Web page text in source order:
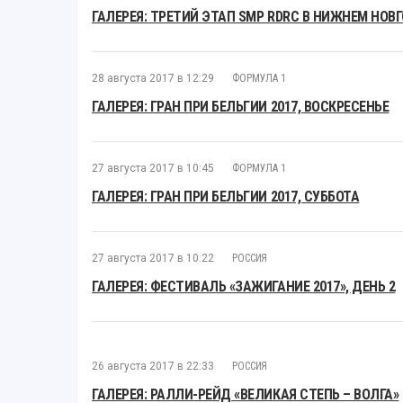
ГАЛЕРЕЯ: ТРЕТИЙ ЭТАП SMP RDRC В НИЖНЕМ
28 августа 2017 в 12:29 ФОРМУЛА 1
ГАЛЕРЕЯ: ГРАН ПРИ БЕЛЬГИИ 2017, ВОСКРЕСЕНЬЕ
27 августа 2017 в 10:45 ФОРМУЛА 1
ГАЛЕРЕЯ: ГРАН ПРИ БЕЛЬГИИ 2017, СУББОТА
27 августа 2017 в 10:22 РОССИЯ
ГАЛЕРЕЯ: ФЕСТИВАЛЬ «ЗАЖИГАНИЕ 2017», ДЕНЬ 2
26 августа 2017 в 22:33 РОССИЯ
ГАЛЕРЕЯ: РАЛЛИ-РЕЙД «ВЕЛИКАЯ СТЕПЬ – ВОЛГА»